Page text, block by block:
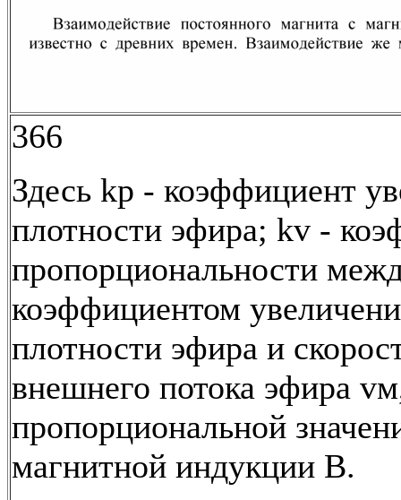
366
Здесь kр - коэффициент
плотности эфира; kv -
пропорциональности
коэффициентом
плотности эфира и
внешнего потока эфира
пропорциональной
магнитной индукции В.